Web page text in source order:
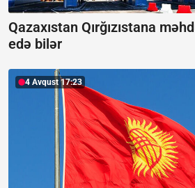
Qazaxıstan Qırğızıstana
edə bilər
4 Avqust 17:23